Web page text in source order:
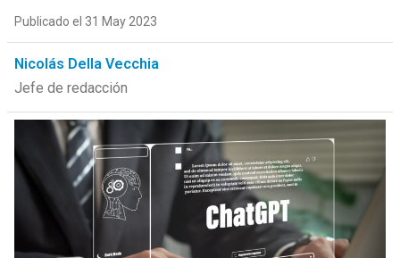
Publicado el 31 May 2023
Nicolás Della Vecchia
Jefe de redacción